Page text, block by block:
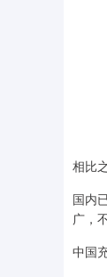
相比
国内
广，
中国